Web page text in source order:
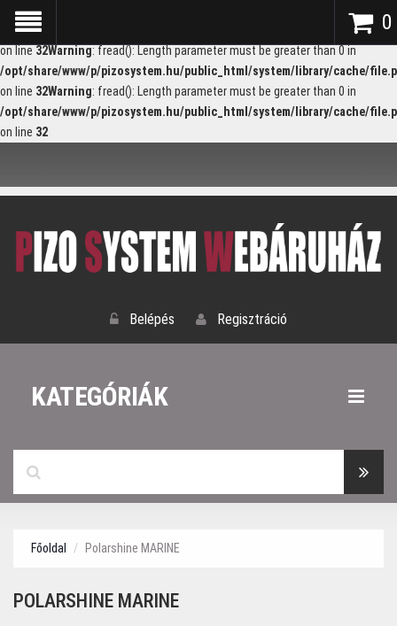
Warning
/opt/share/www/p/pizosystem.hu/public_html/system/library/cache/
on line 32Warning: fread(): Length parameter must be greater than 0 in
/opt/share/www/p/pizosystem.hu/public_html/system/library/cache/
on line 32Warning: fread(): Length parameter must be greater than 0 in
/opt/share/www/p/pizosystem.hu/public_html/system/library/cache/
on line 32
0
Belépés Regisztráció
KATEGÓRIÁK
Főoldal Polarshine MARINE
POLARSHINE MARINE